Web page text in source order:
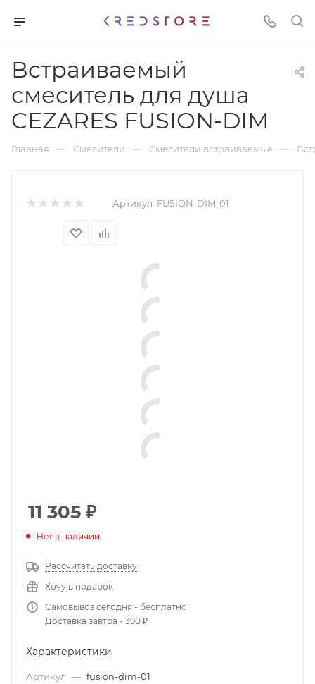
Встраиваемый
смеситель для душа
CEZARES FUSION-DIM
Главная — Смесители — Смесители встраиваемые —
Артикул: FUSION-DIM-01
11 305 ₽
Нет в наличии
Рассчитать доставку
Хочу в подарок
Самовывоз сегодня - бесплатно
Доставка завтра - 390 ₽
Характеристики
Артикул — fusion-dim-01